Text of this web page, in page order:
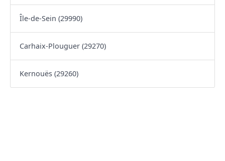
Île-de-Sein (29990)
Carhaix-Plouguer (29270)
Kernouës (29260)